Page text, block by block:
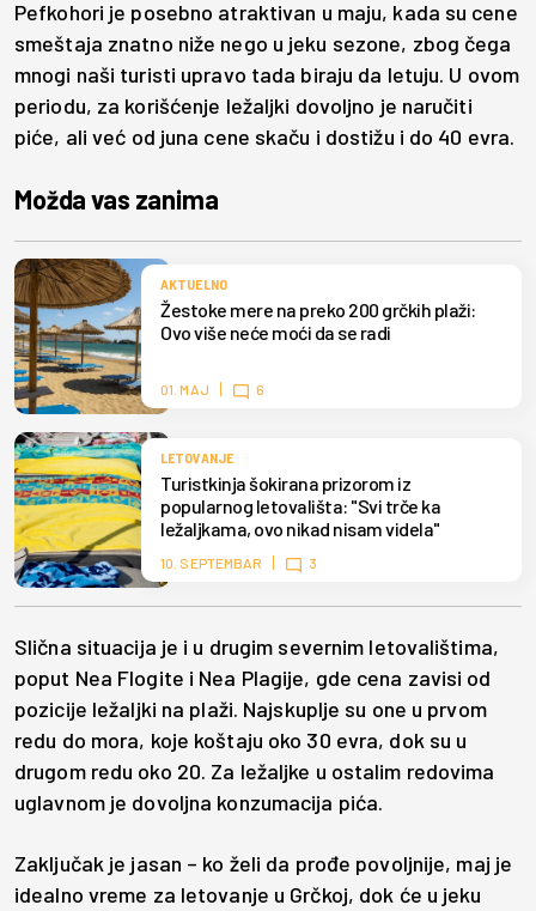
Pefkohori je posebno atraktivan u maju, kada su cene
smeštaja znatno niže nego u jeku sezone, zbog čega
mnogi naši turisti upravo tada biraju da letuju. U ovom
periodu, za korišćenje ležaljki dovoljno je naručiti
piće, ali već od juna cene skaču i dostižu i do 40 evra.
Možda vas zanima
AKTUELNO
Žestoke mere na preko 200 grčkih plaži:
Ovo više neće moći da se radi
01. MAJ 6
LETOVANJE
Turistkinja šokirana prizorom iz
popularnog letovališta: "Svi trče ka
ležaljkama, ovo nikad nisam videla"
10. SEPTEMBAR 3
Slična situacija je i u drugim severnim letovalištima,
poput Nea Flogite i Nea Plagije, gde cena zavisi od
pozicije ležaljki na plaži. Najskuplje su one u prvom
redu do mora, koje koštaju oko 30 evra, dok su u
drugom redu oko 20. Za ležaljke u ostalim redovima
uglavnom je dovoljna konzumacija pića.
Zaključak je jasan – ko želi da prođe povoljnije, maj je
idealno vreme za letovanje u Grčkoj, dok će u jeku